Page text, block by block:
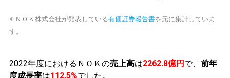
※ ＮＯＫ株式会社が発表している有価証券報告書を元に集計していま
す。
2022年度におけるＮＯＫの売上高は2262.8億円 で、 前年
度成長率は112.5%でした。